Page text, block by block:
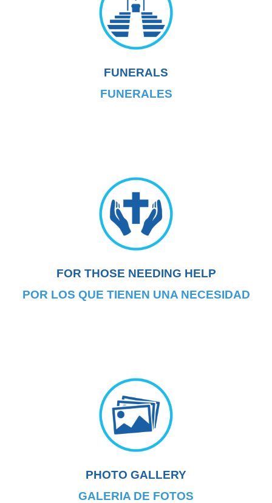
FUNERALS
FUNERALES
FOR THOSE NEEDING HELP
POR LOS QUE TIENEN UNA NECESIDAD
PHOTO GALLERY
GALERIA DE FOTOS